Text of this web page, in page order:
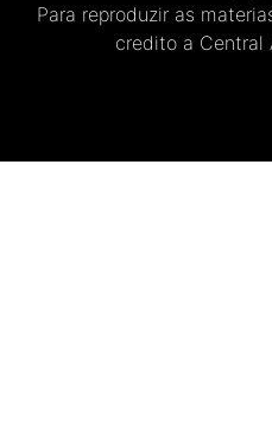
Para reproduzir as
credito a Central